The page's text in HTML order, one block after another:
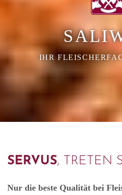
IHR
SERVUS, TRETEN
Nur die beste Qualität bei